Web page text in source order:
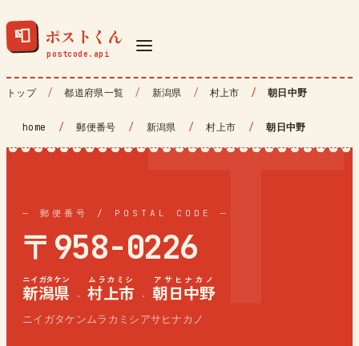
📮 ポストくん
トップ 都道府県一覧 新潟県 村上市 朝日中野
home / 郵便番号 / 新潟県 / 村上市 / 朝日中野
— 郵便番号 / POSTAL CODE —
〒958-0226
新潟県
ニイガタケン
· 村上市
ムラカミシ
· 朝日中野
アサヒナカノ
ニイガタケンムラカミシアサヒナカノ